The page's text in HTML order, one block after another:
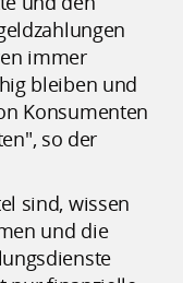
immer
bleiben und
Konsumenten
so der
sind, wissen
und die